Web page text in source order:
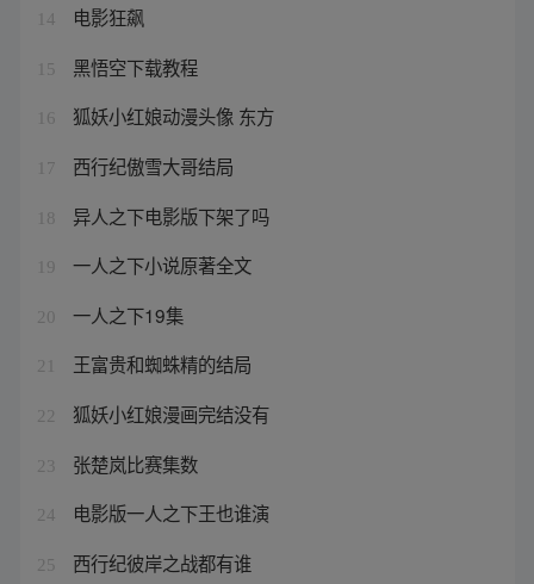
14 电影狂飙
15 黑悟空下载教程
16 狐妖小红娘动漫头像 东方
17 西行纪傲雪大哥结局
18 异人之下电影版下架了吗
19 一人之下小说原著全文
20 一人之下19集
21 王富贵和蜘蛛精的结局
22 狐妖小红娘漫画完结没有
23 张楚岚比赛集数
24 电影版一人之下王也谁演
25 西行纪彼岸之战都有谁